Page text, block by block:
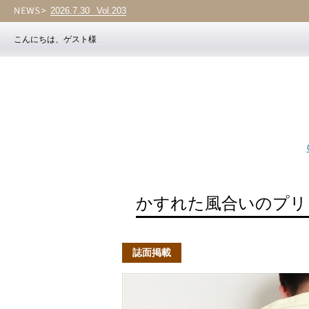
2026.7.30 Vol.203
こんにちは、ゲスト様
かすれた風合いのプ
誌面掲載